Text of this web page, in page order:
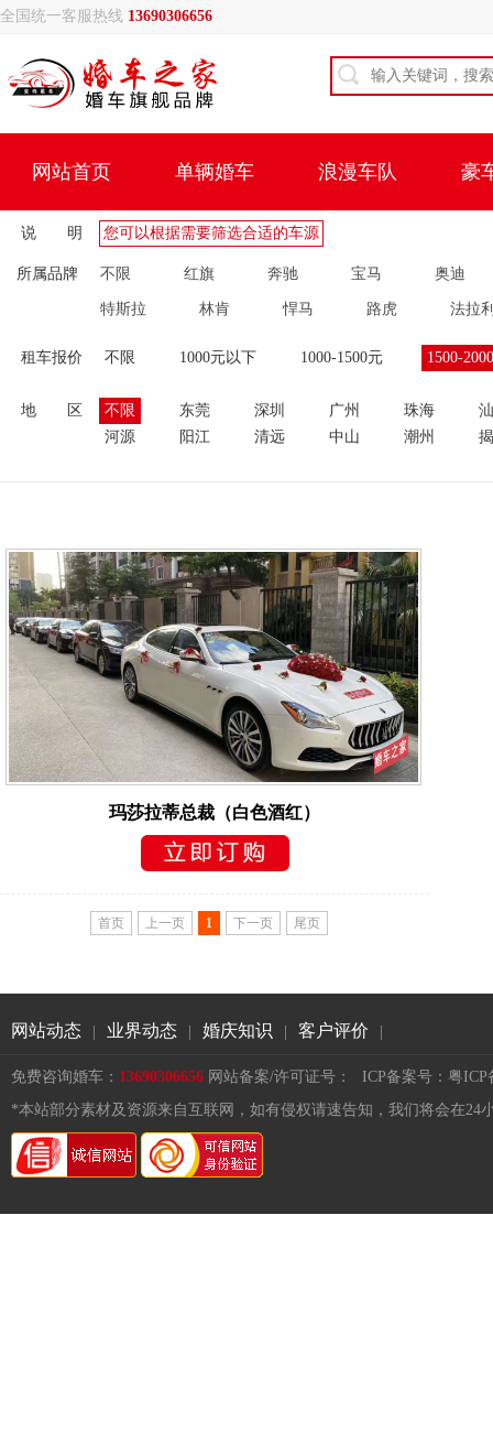
全国统一客服热线 13690306656
网站首页 单辆婚车 浪漫车队 豪
说 明 您可以根据需要筛选合适的车源
所属品牌 不限 红旗 奔驰 宝马 奥迪
特斯拉 林肯 悍马 路虎 法拉
租车报价 不限 1000元以下 1000-1500元 1500-
地 区 不限 东莞 深圳 广州 珠海
河源
阳江 清远 中山 潮州
玛莎拉蒂总裁（白色酒红）
首页 上一页 1 下一页 尾页
网站动态 业界动态 婚庆知识 客户评价
免费咨询婚车： 13690306656 网站备案/许可证号：
ICP备案号：粤ICP
*本站部分素材及资源来自互联网，如有侵权请速告知，我们将会在24